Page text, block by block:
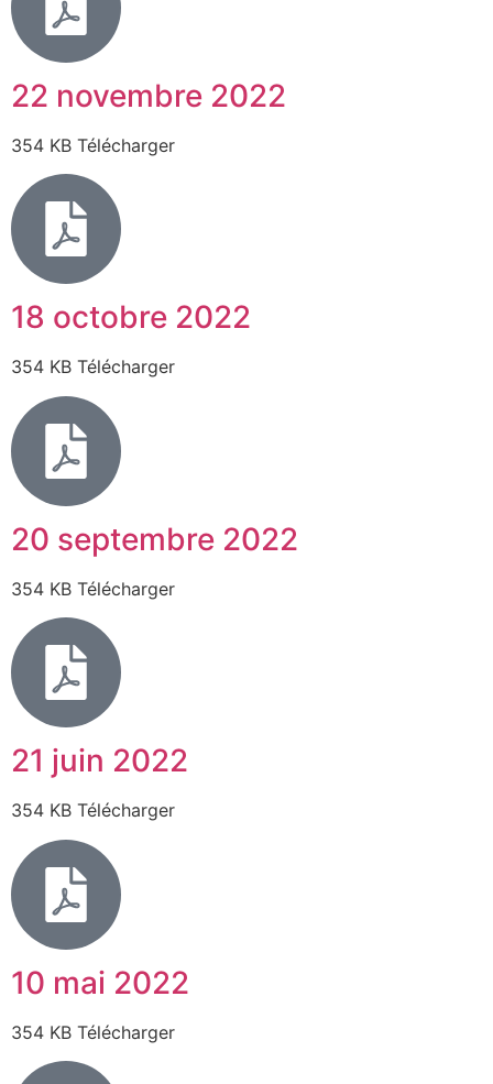
22 novembre 2022
354 KB Télécharger
18 octobre 2022
354 KB Télécharger
20 septembre 2022
354 KB Télécharger
21 juin 2022
354 KB Télécharger
10 mai 2022
354 KB Télécharger